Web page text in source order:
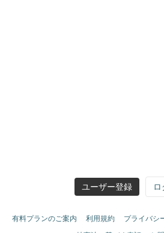
ユーザー登録 ロ
有料プランのご案内 利用規約 プライバシ